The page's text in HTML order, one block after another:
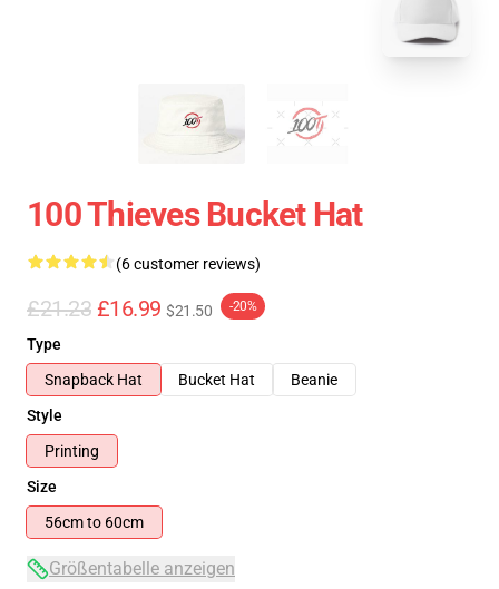
100 Thieves Bucket Hat
(6 customer reviews)
£21.23 £16.99 $21.50 -20%
Type
Snapback Hat
Bucket Hat
Beanie
Style
Printing
Size
56cm to 60cm
Größentabelle anzeigen